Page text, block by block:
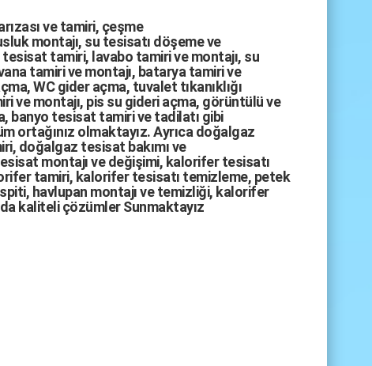
ve tamiri, çeşme
montajı, su tesisatı döşemeve
tesisat tamiri, lavabo tamirivemontajı, su
tamirivemontajı, batarya tamirive
,WC gider açma, tuvalet tıkanıklığı
ve montajı, pis su gideri açma, görüntülü ve
, banyo tesisat tamirivetadilatı gibi
ortağınız olmaktayız. Ayrıca doğalgaz
doğalgaz tesisat bakımıve
montajıve değişimi, kalorifer tesisatı
tamiri, kalorifer tesisatı temizleme, petek
havlupan montajı ve temizliği, kalorifer
kaliteli çözümler Sunmaktayız